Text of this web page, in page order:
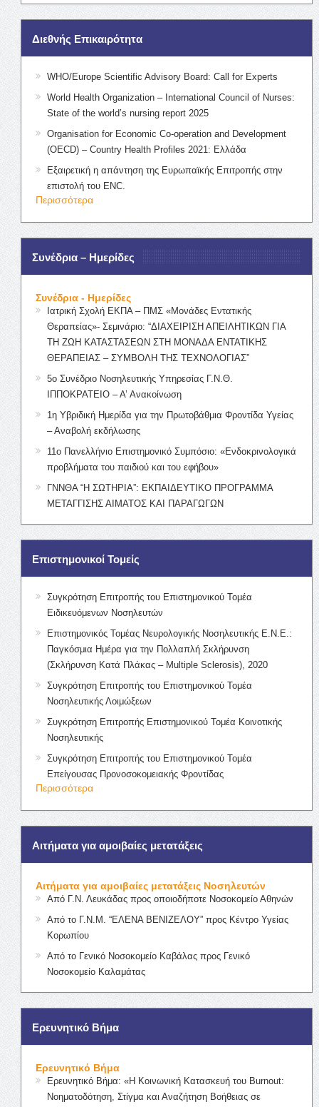
Διεθνής Επικαιρότητα
WHO/Europe Scientific Advisory Board: Call for Experts
World Health Organization – International Council of Nurses:
State of the world’s nursing report 2025
Organisation for Economic Co-operation and Development
(OECD) – Country Health Profiles 2021: Ελλάδα
Εξαιρετική η απάντηση της Ευρωπαϊκής Επιτροπής στην
επιστολή του ENC.
Περισσότερα
Συνέδρια – Ημερίδες
Συνέδρια - Ημερίδες
Ιατρική Σχολή ΕΚΠΑ – ΠΜΣ «Μονάδες Εντατικής
Θεραπείας»- Σεμινάριο: “ΔΙΑΧΕΙΡΙΣΗ ΑΠΕΙΛΗΤΙΚΩΝ ΓΙΑ
ΤΗ ΖΩΗ ΚΑΤΑΣΤΑΣΕΩΝ ΣΤΗ ΜΟΝΑΔΑ ΕΝΤΑΤΙΚΗΣ
ΘΕΡΑΠΕΙΑΣ – ΣΥΜΒΟΛΗ ΤΗΣ ΤΕΧΝΟΛΟΓΙΑΣ”
5ο Συνέδριο Νοσηλευτικής Υπηρεσίας Γ.Ν.Θ.
ΙΠΠΟΚΡΑΤΕΙΟ – Α’ Ανακοίνωση
1η Υβριδική Ημερίδα για την Πρωτοβάθμια Φροντίδα Υγείας
– Αναβολή εκδήλωσης
11ο Πανελλήνιο Επιστημονικό Συμπόσιο: «Ενδοκρινολογικά
προβλήματα του παιδιού και του εφήβου»
ΓΝΝΘΑ “Η ΣΩΤΗΡΙΑ”: ΕΚΠΑΙΔΕΥΤΙΚΟ ΠΡΟΓΡΑΜΜΑ
ΜΕΤΑΓΓΙΣΗΣ ΑΙΜΑΤΟΣ ΚΑΙ ΠΑΡΑΓΩΓΩΝ
Επιστημονικοί Τομείς
Συγκρότηση Επιτροπής του Επιστημονικού Τομέα
Ειδικευόμενων Νοσηλευτών
Επιστημονικός Τομέας Νευρολογικής Νοσηλευτικής Ε.Ν.Ε.:
Παγκόσμια Ημέρα για την Πολλαπλή Σκλήρυνση
(Σκλήρυνση Κατά Πλάκας – Multiple Sclerosis), 2020
Συγκρότηση Επιτροπής του Επιστημονικού Τομέα
Νοσηλευτικής Λοιμώξεων
Συγκρότηση Επιτροπής Επιστημονικού Τομέα Κοινοτικής
Νοσηλευτικής
Συγκρότηση Επιτροπής του Επιστημονικού Τομέα
Επείγουσας Προνοσοκομειακής Φροντίδας
Περισσότερα
Αιτήματα για αμοιβαίες μετατάξεις
Αιτήματα για αμοιβαίες μετατάξεις Νοσηλευτών
Από Γ.Ν. Λευκάδας προς οποιοδήποτε Νοσοκομείο Αθηνών
Από το Γ.Ν.Μ. “ΕΛΕΝΑ ΒΕΝΙΖΕΛΟΥ” προς Κέντρο Υγείας
Κορωπίου
Από το Γενικό Νοσοκομείο Καβάλας προς Γενικό
Νοσοκομείο Καλαμάτας
Ερευνητικό Βήμα
Ερευνητικό Βήμα
Ερευνητικό Βήμα: «Η Κοινωνική Κατασκευή του Burnout:
Νοηματοδότηση, Στίγμα και Αναζήτηση Βοήθειας σε